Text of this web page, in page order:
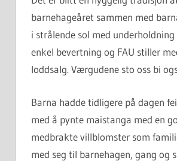
barnehageåret sammen med
i strålende sol med
enkel bevertning og FAU stiller
loddsalg. Værgudene sto oss bi
Barna hadde tidligere på dagen
med å pynte maistanga med en
medbrakte villblomster som
med seg til barnehagen, gang og